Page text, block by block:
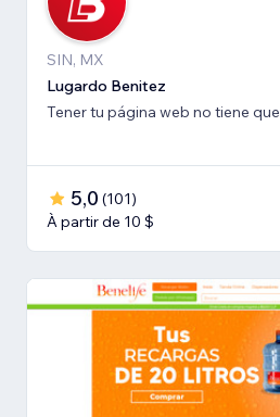
SIN, MX
Lugardo Benitez
Tener tu página web no tiene
5,0 (101)
À partir de 10 $